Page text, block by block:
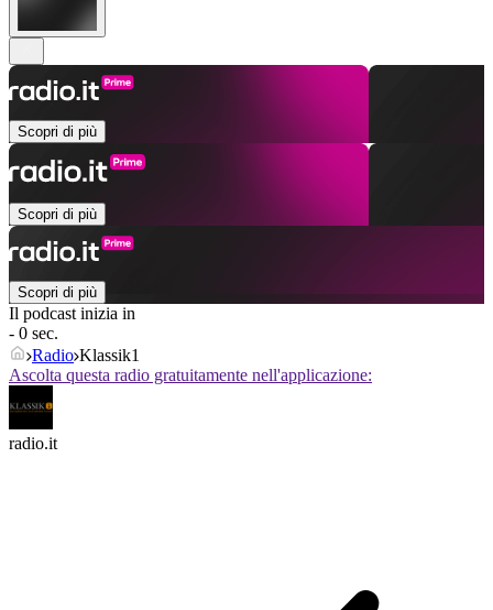
Scopri di più
Scopri di più
Scopri di più
Il podcast inizia in
- 0 sec.
Radio Klassik1
Ascolta questa radio gratuitamente nell'applicazione:
radio.it